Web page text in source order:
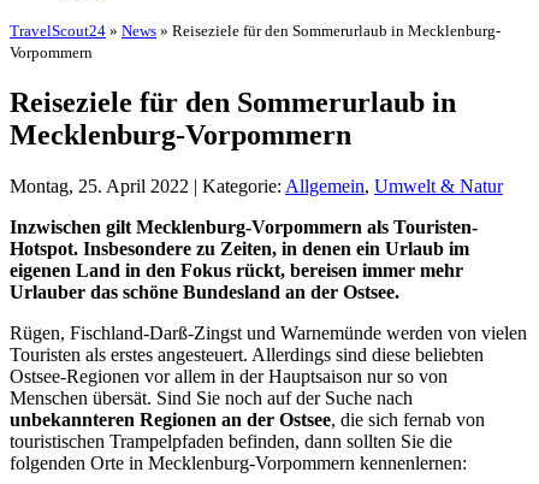
TravelScout24 » News » Reiseziele für den Sommerurlaub in Mecklenburg-
Vorpommern
Reiseziele für den Sommerurlaub in
Mecklenburg-Vorpommern
Montag, 25. April 2022 | Kategorie: Allgemein, Umwelt & Natur
Inzwischen gilt Mecklenburg-Vorpommern als Touristen-
Hotspot. Insbesondere zu Zeiten, in denen ein Urlaub im
eigenen Land in den Fokus rückt, bereisen immer mehr
Urlauber das schöne Bundesland an der Ostsee.
Rügen, Fischland-Darß-Zingst und Warnemünde werden von vielen
Touristen als erstes angesteuert. Allerdings sind diese beliebten
Ostsee-Regionen vor allem in der Hauptsaison nur so von
Menschen übersät. Sind Sie noch auf der Suche nach
unbekannteren Regionen an der Ostsee, die sich fernab von
touristischen Trampelpfaden befinden, dann sollten Sie die
folgenden Orte in Mecklenburg-Vorpommern kennenlernen: